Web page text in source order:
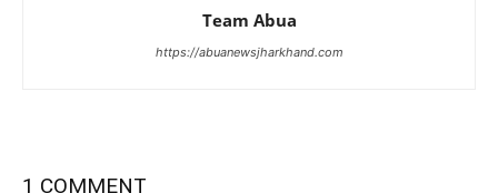
Team Abua
https://abuanewsjharkhand.com
1 COMMENT